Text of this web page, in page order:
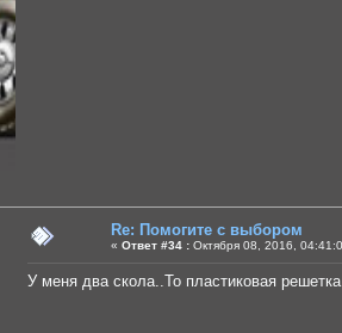
Re: Помогите с выбором
« Ответ #34 : Октября 08, 2016,
У меня два скола..То пластиковая